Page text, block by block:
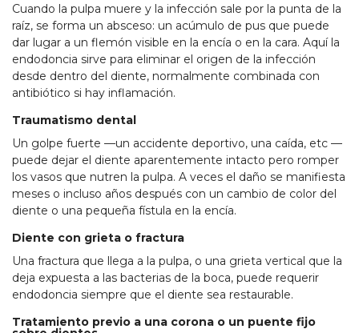
Cuando la pulpa muere y la infección sale por la punta de la
raíz, se forma un absceso: un acúmulo de pus que puede
dar lugar a un flemón visible en la encía o en la cara. Aquí la
endodoncia sirve para eliminar el origen de la infección
desde dentro del diente, normalmente combinada con
antibiótico si hay inflamación.
Traumatismo dental
Un golpe fuerte —un accidente deportivo, una caída, etc —
puede dejar el diente aparentemente intacto pero romper
los vasos que nutren la pulpa. A veces el daño se manifiesta
meses o incluso años después con un cambio de color del
diente o una pequeña fístula en la encía.
Diente con grieta o fractura
Una fractura que llega a la pulpa, o una grieta vertical que la
deja expuesta a las bacterias de la boca, puede requerir
endodoncia siempre que el diente sea restaurable.
Tratamiento previo a una corona o un puente fijo